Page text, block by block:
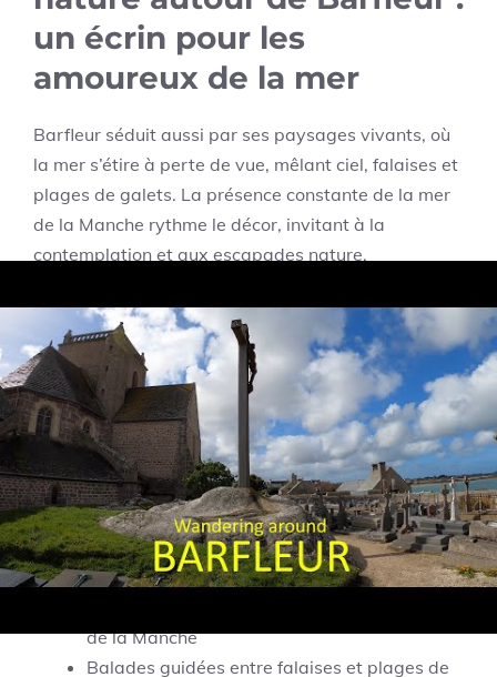
un écrin pour les
amoureux de la mer
Barfleur séduit aussi par ses paysages vivants, où
la mer s’étire à perte de vue, mêlant ciel, falaises et
plages de galets. La présence constante de la mer
de la Manche rythme le décor, invitant à la
contemplation et aux escapades nature.
Le littoral est parsemé de sentiers de randonnée qui
permettent de découvrir des panoramas
exceptionnels. Chaque détour révèle un spectacle
marin différent, autour des criques sauvages ou des
havres paisibles propices à l’observation des
oiseaux. Ce véritable sanctuaire naturel mérite une
attention particulière, avec des zones protégées qui
garantissent la préservation de la biodiversité
locale.
de la Manche
Balades guidées entre falaises et plages de